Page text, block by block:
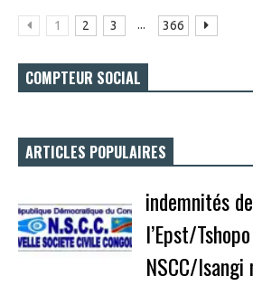
1 2 3 ... 366
COMPTEUR SOCIAL
ARTICLES POPULAIRES
indemnités
l’Epst/
NSCC/Isangi